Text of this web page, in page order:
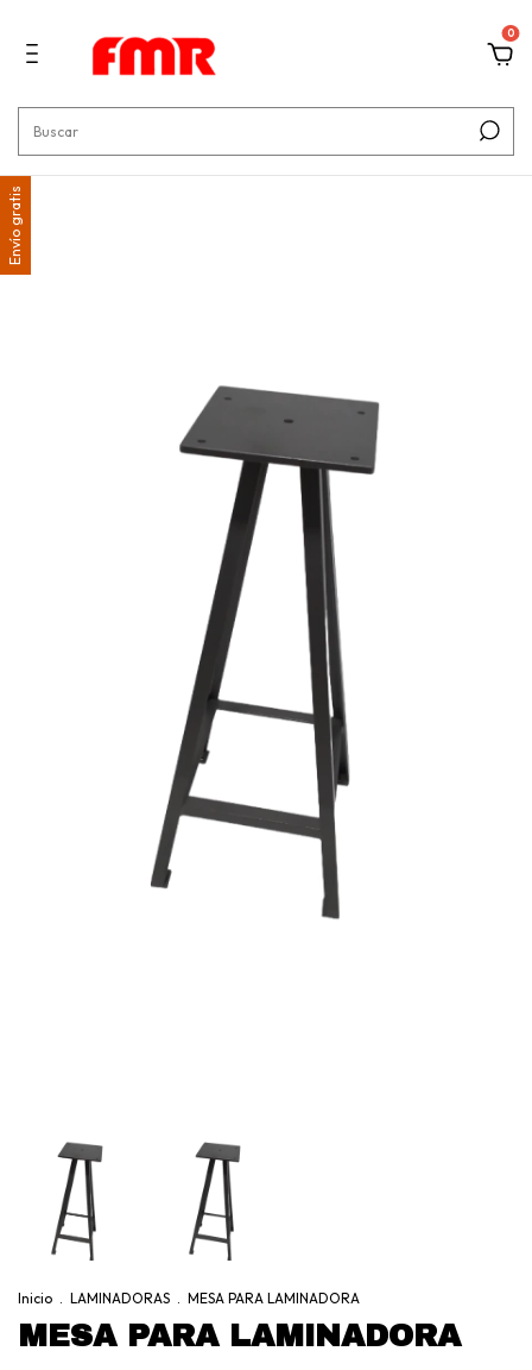
0
Envío gratis
Inicio . LAMINADORAS . MESA PARA LAMINADORA
MESA PARA LAMINADORA